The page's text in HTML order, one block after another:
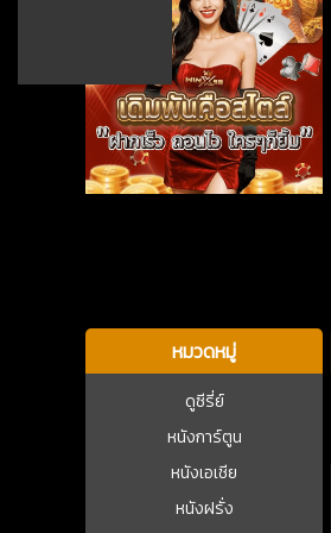
หมวดหมู่
ดูซีรี่ย์
หนังการ์ตูน
หนังเอเชีย
หนังฝรั่ง